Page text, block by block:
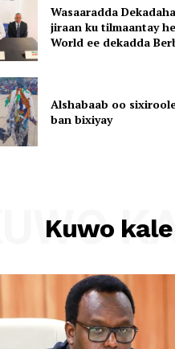
Wasaaradda
jiraan ku tilmaantay
World ee dekadda
Alshabaab oo
ban bixiyay
Kuwo kale
KUWO